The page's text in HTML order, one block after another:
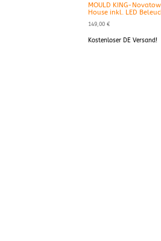
MOULD KING-
House inkl. LED
149,00€
Kostenloser DE Versand!